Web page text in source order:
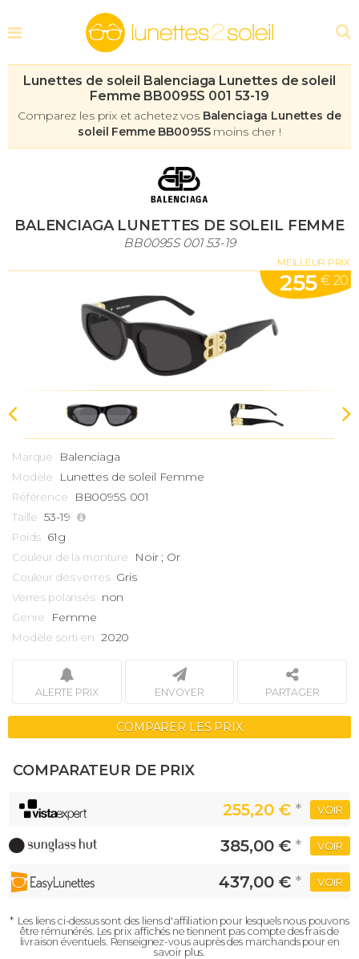
Lunettes de soleil Balenciaga Lunettes de soleil
Femme BB0095S 001 53-19
Comparez les prix et achetez vos Balenciaga Lunettes de
soleil Femme BB0095Smoins cher !
BALENCIAGA LUNETTES DE SOLEIL FEMME
BB0095S 001 53-19
MEILLEUR PRIX
255 € 20
Marque Balenciaga
Modèle Lunettes de soleil Femme
Référence BB0095S 001
Taille 53-19
Poids 61g
Couleur de la monture Noir ; Or
Couleur des verres Gris
Verres polarisés non
Genre Femme
Modèle sorti en 2020
ALERTE PRIX ENVOYER PARTAGER
COMPARER LES PRIX
COMPARATEUR DE PRIX
255,20 € * VOIR
385,00 € * VOIR
437,00 € * VOIR
* Les liens ci-dessus sont des liens d'affiliation pour lesquels nous pouvons
être rémunérés. Les prix affichés ne tiennent pas compte des frais de
livraison éventuels. Renseignez-vous auprès des marchands pour en
savoir plus.